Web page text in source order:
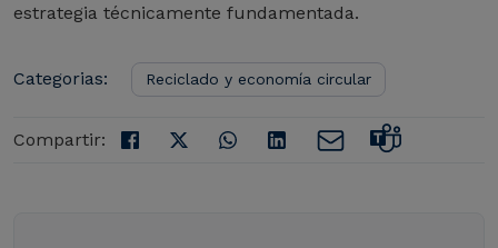
estrategia técnicamente fundamentada.
Categorias: Reciclado y economía circular
Compartir: